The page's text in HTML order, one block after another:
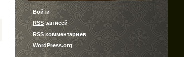
Войти
RSSзаписей
RSSкомментариев
WordPress.org